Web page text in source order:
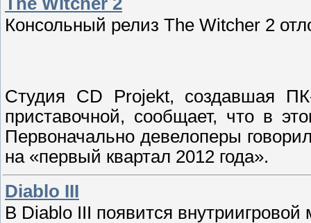
Консольный релиз The Witcher 2
Студия CD Projekt, создавшая
приставочной, сообщает, что в
Первоначально девелоперы
на «первый квартал 2012 года».
Diablo III
В Diablo III появится внутриигровой